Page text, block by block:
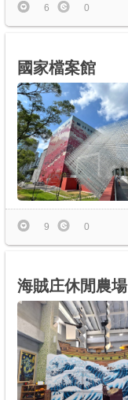
6 0
國家檔案館
9 0
海賊庄休閒農場